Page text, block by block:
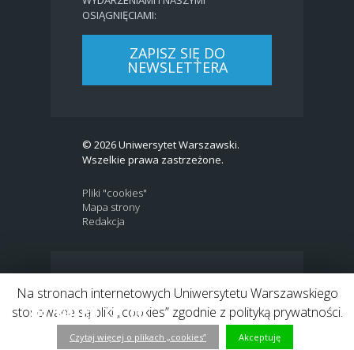
OSIĄGNIĘCIAMI:
ZAPISZ SIĘ DO
NEWSLETTERA
© 2026 Uniwersytet Warszawski.
Wszelkie prawa zastrzeżone.
Pliki "cookies"
Mapa strony
Redakcja
Link do profilu Facebook
Link to Twitter profile
Link do kanału Youtube
Link do profilu Instagram
Link do profilu LinkedIn
Na stronach internetowych Uniwersytetu Warszawskiego
stosowane są pliki „cookies” zgodnie z polityką prywatności.
Czytaj więcej o plikach „cookies” Akceptuję